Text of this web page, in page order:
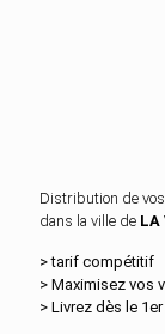
Distribution de
dans la ville de LA
> tarif compétitif
> Maximisez vos
> Livrez dès le